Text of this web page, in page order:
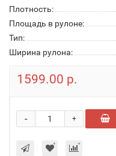
Плотность:
Площадь в рулоне:
Тип:
Ширина рулона:
1599.00 р.
+
-